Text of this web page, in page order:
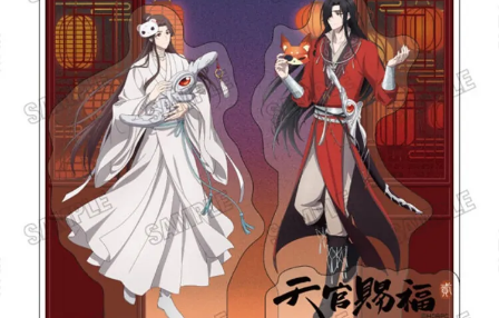
用戶於交易時，得透過本服務購買商品或服務，並由商店將買賣／分期付款
買賣價金債權讓與本公司後，依約使用本公司帳單繳交帳款。
2.基於同意付款使用「大哥付你分期」之契約關係目的，商店將以您的個人
資料（包含姓名、電話或地址）提供予台灣大哥大進項蒐集、處理及利用，
由本公司與您本人進行分期帳單所需資料之確認、核對及更正。
3.完整用戶服務條款，請詳閱以下連結： https://oppay.tw/userRule
每筆NT$90，滿NT$3,000(含以上)免運費
預購-宅配(舊)
每筆NT$120，滿NT$3,000(含以上)免運費
預購-宅配(離島)(舊)
每筆NT$160，滿NT$3,000(含以上)免運費
東海門市自取，需自備購物袋取貨唷。
免運費